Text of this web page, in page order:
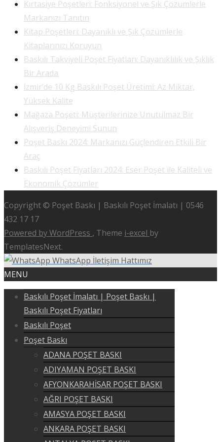
Kırtasiye Poşetleri: Fonksiyonel ve Şık Çözümlerle
Markanızı Tanıtın
Kitap Poşetleri: Dayanıklı ve Şık Çözümlerle
Kitaplarınızı Koruyun
Baskılı Takviyeli Poşet Fiyatları: Dayanıklılık ve Şıklık
Bir Arada
İzmir’de 10 Kg Baskılı Poşet Üretimi: Az Miktar,
Yüksek Kalite
Mağaza Poşeti: Müşterilerinize Unutulmaz Bir
Alışveriş Deneyimi Sunun
Poşet Baskı 2024: Markanızı Güçlendiren Etkili Bir
Araç
Baskılı Poşet Fiyatları 2024: Eser Poşet ile Kaliteli ve
Ekonomik Çözümler
Copyright © Poşet Baskı | Baskılı Poşet İmalatı | 0546
432 17 17
Powered by WordPress , Theme i-excel by
TemplatesNext.
WhatsApp İletişim Hattımız
MENU
Baskılı Poşet İmalatı | Poşet Baskı |
Baskılı Poşet Fiyatları
Baskılı Poşet
Poşet Baskı
ADANA POŞET BASKI
ADIYAMAN POŞET BASKI
AFYONKARAHİSAR POŞET BASKI
AĞRI POŞET BASKI
AMASYA POŞET BASKI
ANKARA POŞET BASKI